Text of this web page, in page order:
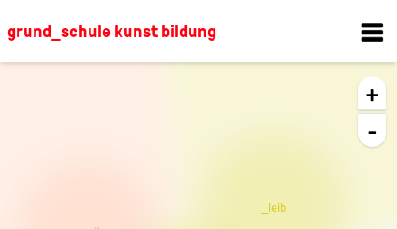
grund_schule kunst bildung
_leib
+
-